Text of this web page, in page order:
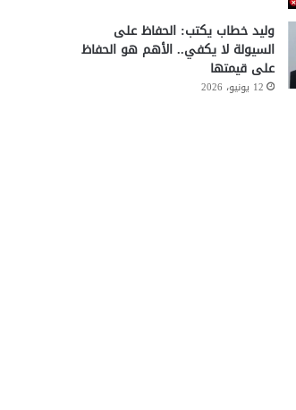
وليد خطاب يكتب: الحفاظ على
السيولة لا يكفي.. الأهم هو الحفاظ
على قيمتها
12 يونيو، 2026